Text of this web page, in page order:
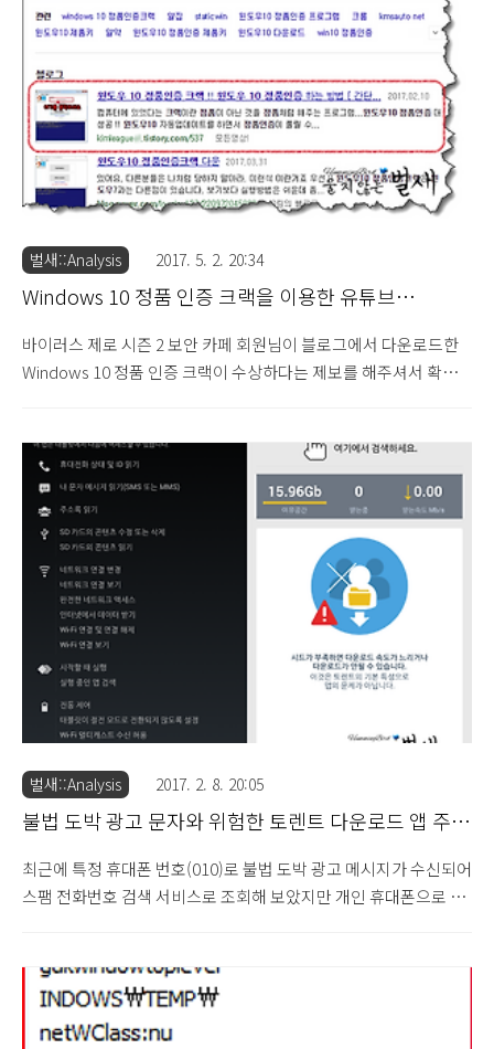
SmartAddress 또는 KTH SmartAddress 광고 프로그램 계열이
므로 참고하시기 바랍니다. 생성 폴더 / 파일 등록 정보
C:\Program Files (x..
벌새::Analysis 2017. 5. 2. 20:34
Windows 10 정품 인증 크랙을 이용한 유튜브
바이러스 제로 시즌 2 보안 카페 회원님이 블로그에서 다운로드한
Windows 10 정품 인증 크랙이 수상하다는 제보를 해주셔서 확인
로그 최상위에 노출되는 것을 알 수 있습니다. 블로그에 게시된 글
에서는 Windows 10 정품 인증 크랙 파일이 EGG 압축 파일로 첨부
되어 있으며, 백신 탐지를 하지 못하도록 비밀번호로 보호되어 있는
상태입니다. 윈도우 10 정품인증 크랙.exe (SHA-1 :
174d16db6f5c2760842168829a2f51963a2309d9 - Kaspersky :
not-a-virus:RiskTool.Win32.HackKMS.i) 압축 파일 내부..
벌새::Analysis 2017. 2. 8. 20:05
불법 도박 광고 문자와 위험한 토렌트 다운로드 앱 주의
최근에 특정 휴대폰 번호(010)로 불법 도박 광고 메시지가 수신되어
스팸 전화번호 검색 서비스로 조회해 보았지만 개인 휴대폰으로 추
이션 홍보 사진이 노출되고 있으며, 실제 Google Play에서 해당 애
플리케이션을 찾아보면 정식으로 등록되어 있는 것을 확인할 수 있
습니다. 최초 문자에 표기된 웹 사이트 주소를 조사해보면 일본